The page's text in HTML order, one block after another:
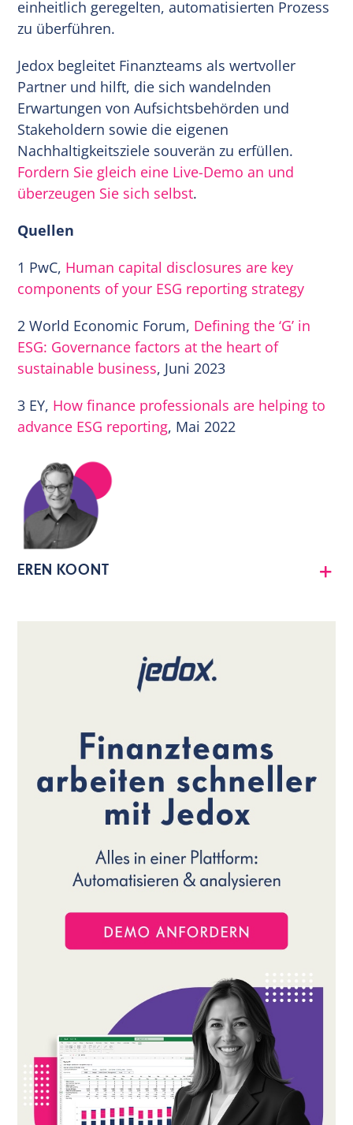
einheitlich geregelten, automatisierten Prozess
zu überführen.
Jedox begleitet Finanzteams als wertvoller
Partner und hilft, die sich wandelnden
Erwartungen von Aufsichtsbehörden und
Stakeholdern sowie die eigenen
Nachhaltigkeitsziele souverän zu erfüllen.
Fordern Sie gleich eine Live-Demo an und
überzeugen Sie sich selbst.
Quellen
1 PwC, Human capital disclosures are key
components of your ESG reporting strategy
2 World Economic Forum, Defining the ‘G’ in
ESG: Governance factors at the heart of
sustainable business, Juni 2023
3 EY, How finance professionals are helping to
advance ESG reporting, Mai 2022
EREN KOONT